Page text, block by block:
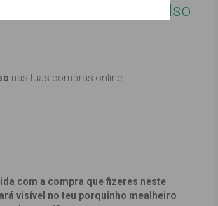
mealheiro um reembolso
nas tuas compras online
com a compra que fizeres neste
visível no teu porquinho mealheiro